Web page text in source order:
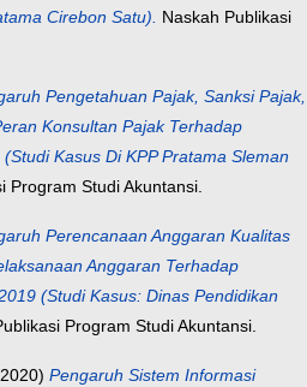
Cirebon Satu). Naskah Publikasi
Pengetahuan Pajak, Sanksi Pajak,
Konsultan Pajak Terhadap
Kasus Di KPP Pratama Sleman
Program Studi Akuntansi.
Perencanaan Anggaran Kualitas
Anggaran Terhadap
(Studi Kasus: Dinas Pendidikan
Program Studi Akuntansi.
Pengaruh Sistem Informasi